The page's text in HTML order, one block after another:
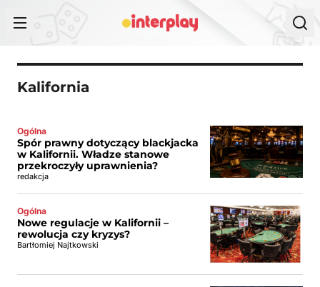
Kalifornia
Ogólna
Spór prawny dotyczący blackjacka
w Kalifornii. Władze stanowe
przekroczyły uprawnienia?
redakcja
Ogólna
Nowe regulacje w Kalifornii –
rewolucja czy kryzys?
Bartłomiej Najtkowski